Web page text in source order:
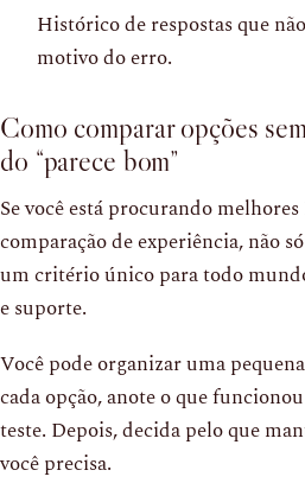
Histórico de respostas que
motivo do erro.
Como comparar opções
do “parece bom”
Se você está procurando
comparação de experiência, não
um critério único para todo
e suporte.
Você pode organizar uma
cada opção, anote o que
teste. Depois, decida pelo que
você precisa.